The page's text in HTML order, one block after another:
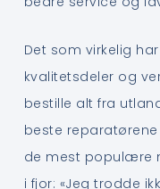
Det som virkelig
kvalitetsdeler og
bestille alt fra
beste
de mest populære
i fjor: «Jeg trodde